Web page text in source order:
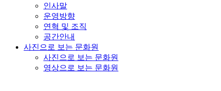
인사말
운영방향
연혁 및 조직
공간안내
사진으로 보는 문화원
사진으로 보는 문화원
영상으로 보는 문화원